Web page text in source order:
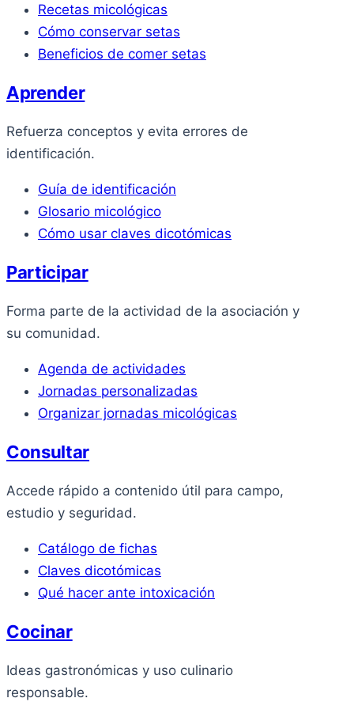
Recetas micológicas
Cómo conservar setas
Beneficios de comer setas
Aprender
Refuerza conceptos y evita errores de
identificación.
Guía de identificación
Glosario micológico
Cómo usar claves dicotómicas
Participar
Forma parte de la actividad de la asociación y
su comunidad.
Agenda de actividades
Jornadas personalizadas
Organizar jornadas micológicas
Consultar
Accede rápido a contenido útil para campo,
estudio y seguridad.
Catálogo de fichas
Claves dicotómicas
Qué hacer ante intoxicación
Cocinar
Ideas gastronómicas y uso culinario
responsable.